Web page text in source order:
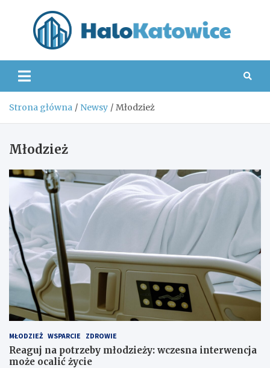
Strona główna Newsy Młodzież
Młodzież
MŁODZIEŻ WSPARCIE ZDROWIE
Reaguj na potrzeby młodzieży: wczesna interwencja
może ocalić życie